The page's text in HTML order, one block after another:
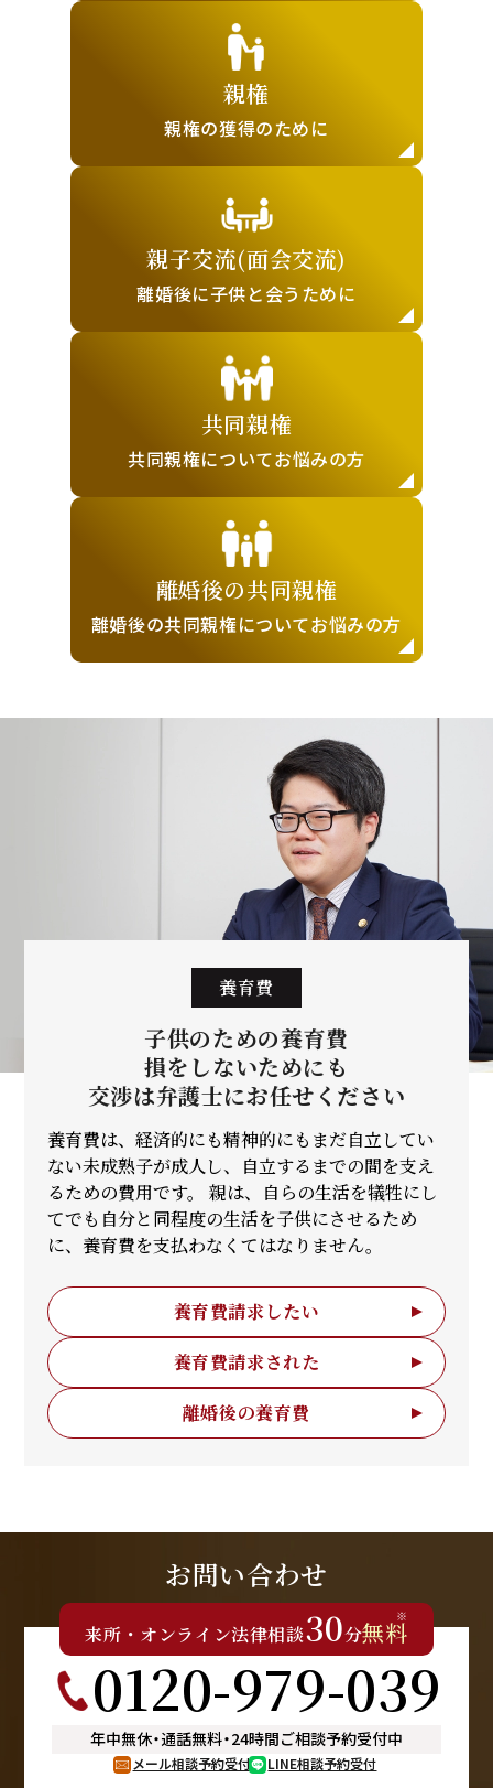
親権
親権の獲得のために
親子交流(面会交流)
離婚後に子供と会うために
共同親権
共同親権についてお悩みの方
離婚後の共同親権
離婚後の共同親権についてお悩みの方
養育費
子供のための養育費
損をしないためにも
交渉は弁護士にお任せください
養育費は、経済的にも精神的にもまだ自立してい
ない未成熟子が成人し、自立するまでの間を支え
るための費用です。 親は、自らの生活を犠牲にし
てでも自分と同程度の生活を子供にさせるため
に、養育費を支払わなくてはなりません。
養育費請求したい
養育費請求された
離婚後の養育費
お問い合わせ
来所 ・ オンライン法律相談30分無料
※
0120-979-039
年中無休・通話無料・24時間ご相談予約受付中
メール相談予約受付 LINE相談予約受付